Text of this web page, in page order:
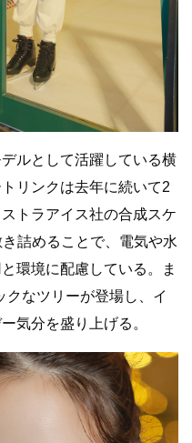
ルとして活躍している横
リンクは去年に続いて2
トラアイス社の合成スケ
詰めることで、電気や水
環境に配慮している。ま
クなツリーが登場し、イ
気分を盛り上げる。